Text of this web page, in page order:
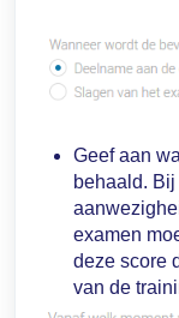
Geef aan
behaald.
examen
deze score
van de